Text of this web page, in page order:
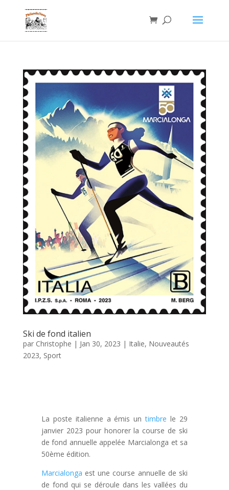
Ski de fond italien
par Christophe | Jan 30, 2023 | Italie, Nouveautés
2023, Sport
La poste italienne a émis untimbre le 29
janvier 2023 pour honorer la course de ski
de fond annuelle appelée Marcialonga et sa
50ème édition.
Marcialonga est une course annuelle de ski
de fond qui se déroule dans les vallées du